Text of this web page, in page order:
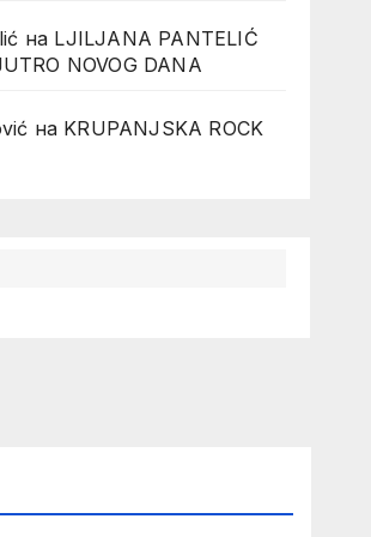
на LJILJANA PANTELIĆ
NOVOG DANA
на KRUPANJSKA ROCK